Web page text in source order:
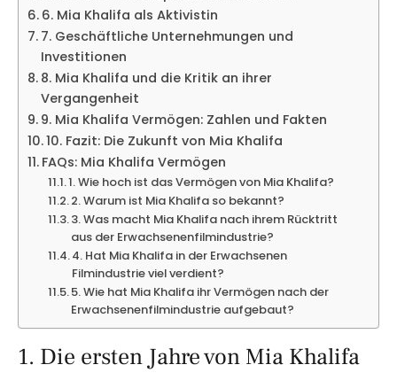
6. Mia Khalifa als Aktivistin
7. Geschäftliche Unternehmungen und
Investitionen
8. Mia Khalifa und die Kritik an ihrer
Vergangenheit
9. Mia Khalifa Vermögen: Zahlen und Fakten
10. Fazit: Die Zukunft von Mia Khalifa
FAQs: Mia Khalifa Vermögen
1. Wie hoch ist das Vermögen von Mia Khalifa?
2. Warum ist Mia Khalifa so bekannt?
3. Was macht Mia Khalifa nach ihrem Rücktritt
aus der Erwachsenenfilmindustrie?
4. Hat Mia Khalifa in der Erwachsenen
Filmindustrie viel verdient?
5. Wie hat Mia Khalifa ihr Vermögen nach der
Erwachsenenfilmindustrie aufgebaut?
1. Die ersten Jahre von Mia Khalifa